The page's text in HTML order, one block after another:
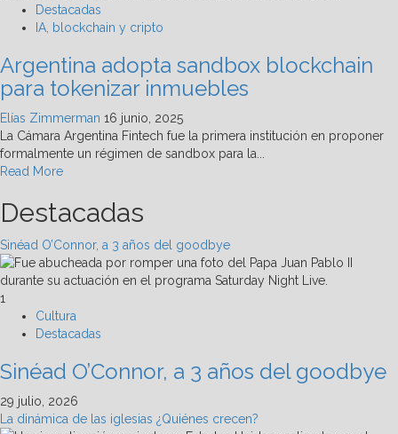
riesgo
de
inmuebles
Destacadas
IA, blockchain y cripto
Argentina adopta sandbox blockchain
para tokenizar inmuebles
Elías Zimmerman 16 junio, 2025
La Cámara Argentina Fintech fue la primera institución en proponer
formalmente un régimen de sandbox para la...
Read MoreRead
about
Argentina
adopta
sandbox
blockchain
tokenizar
inmuebles
Destacadas
Sinéad O’Connor, a 3 años del goodbye
1
Cultura
Destacadas
Sinéad O’Connor, a 3 años del goodbye
29 julio, 2026
La dinámica de las iglesias ¿Quiénes crecen?